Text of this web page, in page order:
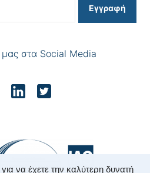
να έχετε την καλύτερη δυνατή
Εγγραφή
στα Social Media